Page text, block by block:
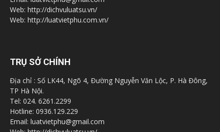
Web: http://dichvuluatsu.vn/
Web: http://luatvietphu.com.vn/
TRỤ SỞ CHÍNH
Địa chỉ : Số LK44, Ngõ 4, Đường Nguyễn Văn Lộc, P. Hà Đông,
TP Hà Nội.
Tel: 024. 6261.2299
Hotline: 0936.129.229
Email: luatvietphu@gmail.com